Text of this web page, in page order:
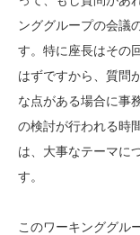
ンググループの会議
す。特に座長はその
はずですから、質問
な点がある場合に事
の検討が行われる時
は、大事なテーマに
す。
このワーキンググル